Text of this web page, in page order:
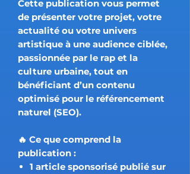
Cette publication vous permet
de présenter votre projet, votre
actualité ou votre univers
artistique à une audience ciblée,
passionnée par le rap et la
culture urbaine, tout en
bénéficiant d’un contenu
optimisé pour le référencement
naturel (SEO).
🔥 Ce que comprend la
publication :
1 article sponsorisé publié sur